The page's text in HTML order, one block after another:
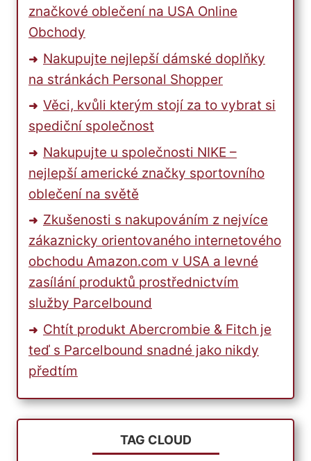
značkové oblečení na USA Online
Obchody
Nakupujte nejlepší dámské doplňky
na stránkách Personal Shopper
Věci, kvůli kterým stojí za to vybrat si
spediční společnost
Nakupujte u společnosti NIKE –
nejlepší americké značky sportovního
oblečení na světě
Zkušenosti s nakupováním z nejvíce
zákaznicky orientovaného internetového
obchodu Amazon.com v USA a levné
zasílání produktů prostřednictvím
služby Parcelbound
Chtít produkt Abercrombie & Fitch je
teď s Parcelbound snadné jako nikdy
předtím
TAG CLOUD